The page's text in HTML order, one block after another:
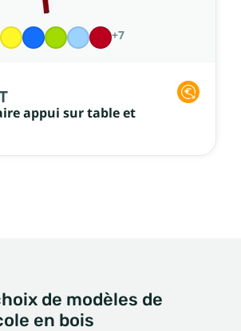
+7
appui sur table et
de modèles de
en bois